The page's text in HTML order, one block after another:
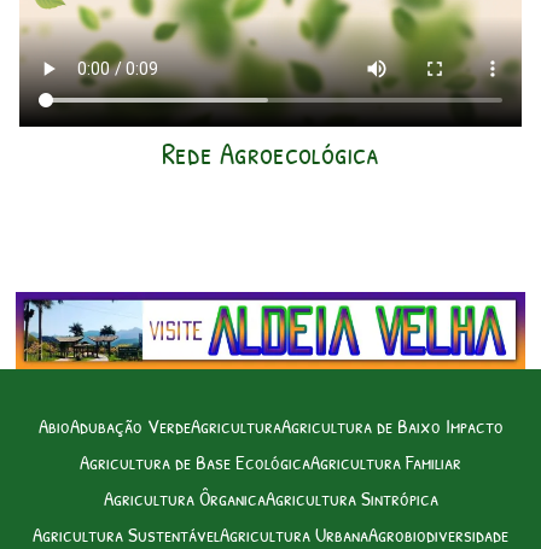
Rede Agroecológica
AbioAdubação VerdeAgriculturaAgricultura de Baixo Impacto
Agricultura de Base EcológicaAgricultura Familiar
Agricultura ÔrganicaAgricultura Sintrópica
Agricultura SustentávelAgricultura UrbanaAgrobiodiversidade